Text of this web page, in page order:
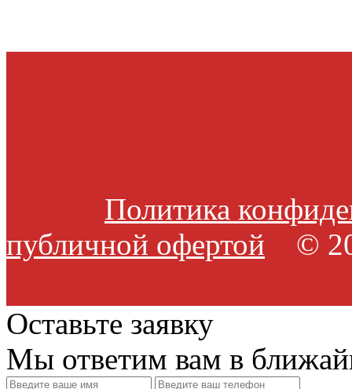
Политика
публичной офертой ©
Оставьте заявку
Мы ответим вам в